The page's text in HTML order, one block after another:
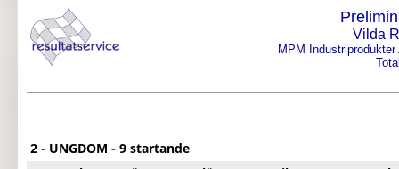
Vilda
MPM
2 - UNGDOM - 9 startande